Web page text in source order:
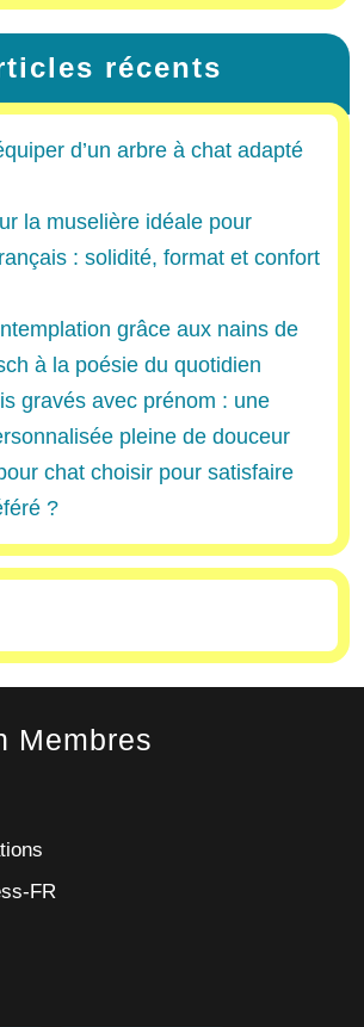
récents
d’un arbre à chat adapté
la muselière idéale pour
: solidité, format et confort
grâce aux nains de
à la poésie du quotidien
gravés avec prénom : une
pleine de douceur
chat choisir pour satisfaire
?
Membres
FR